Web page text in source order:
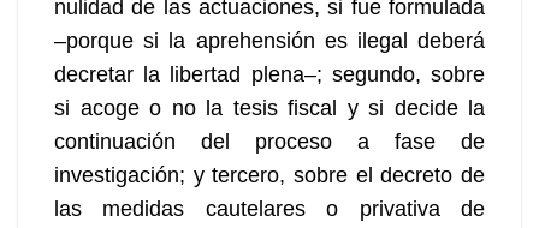
nulidad de las actuaciones, si fue formulada
–porque si la aprehensión es ilegal deberá
decretar la libertad plena–; segundo, sobre
si acoge o no la tesis fiscal y si decide la
continuación del proceso a fase de
investigación; y tercero, sobre el decreto de
las medidas cautelares o privativa de